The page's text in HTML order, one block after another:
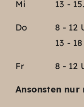
Mi
13 -
Do
8 - 12
13 -
Fr 8 - 12
Ansonsten nur